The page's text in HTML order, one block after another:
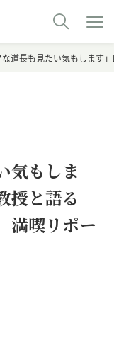
な道長も見たい気もしま
気もしま
授と語る
満喫リポー